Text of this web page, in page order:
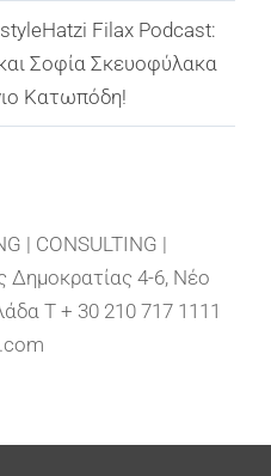
Filax Podcast:
Σοφία Σκευοφύλακα
Κατωπόδη!
| CONSULTING |
Δημοκρατίας 4-6, Νέο
T + 30 210 717 1111